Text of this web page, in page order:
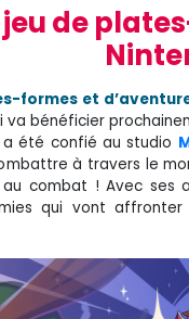
de
formes et
bénéficier
été confié au studio
à travers le
combat ! Avec ses
qui vont